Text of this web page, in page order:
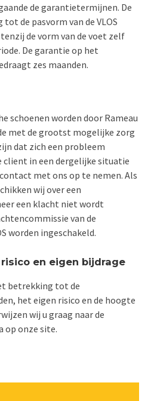
de garantietermijnen. De
de pasvorm van de VLOS
de vorm van de voet zelf
De garantie op het
zes maanden.
schoenen worden door Rameau
met de grootst mogelijke zorg
dat zich een probleem
client in een dergelijke situatie
met ons op te nemen. Als
wij over een
een klacht niet wordt
van de
worden ingeschakeld.
en eigen bijdrage
betrekking tot de
het eigen risico en de hoogte
wij u graag naar de
op onze site.